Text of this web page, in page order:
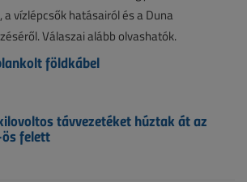
vízlépcsők hatásairól és a Duna
Válaszai alább olvashatók.
földkábel
távvezetéket húztak át az
felett